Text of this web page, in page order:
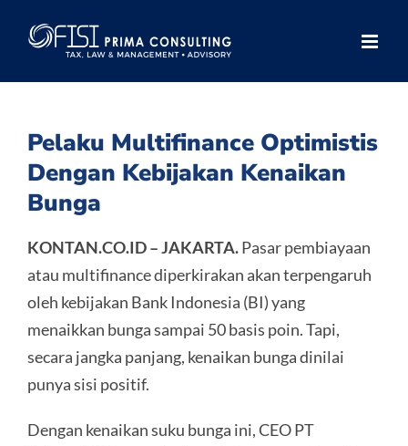
Pelaku Multifinance Optimistis
Dengan Kebijakan Kenaikan
Bunga
KONTAN.CO.ID – JAKARTA.Pasar pembiayaan
atau multifinance diperkirakan akan terpengaruh
oleh kebijakan Bank Indonesia (BI) yang
menaikkan bunga sampai 50 basis poin. Tapi,
secara jangka panjang, kenaikan bunga dinilai
punya sisi positif.
Dengan kenaikan suku bunga ini, CEO PT